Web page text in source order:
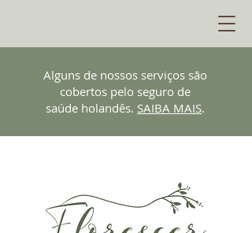
Alguns de nossos serviços são
cobertos pelo seguro de
saúde holandês. SAIBA MAIS.